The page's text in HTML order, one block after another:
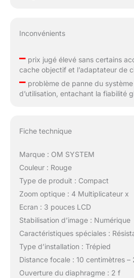
Inconvénients
–prix jugé élevé sans certains
cache objectif et l’adaptateur de
–problème de panne du
d’utilisation, entachant la fiabilité
Fiche technique
Marque : OM SYSTEM
Couleur : Rouge
Type de produit : Compact
Zoom optique : 4 Multiplicateur x
Ecran : 3 pouces LCD
Stabilisation d’image : Numérique
Caractéristiques spéciales :
Type d’installation : Trépied
Distance focale : 10 centimètres –
Ouverture du diaphragme : 2 f